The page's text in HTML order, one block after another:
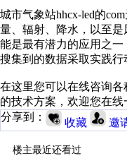
城市气象站hhcx-led的
量、辐射、降水，以至
能是最有潜力的应用之
搜集到的数据采取实践行
在这里您可以在线咨询
的技术方案，欢迎您在线
分享到：
收藏 邀
楼主最近还看过